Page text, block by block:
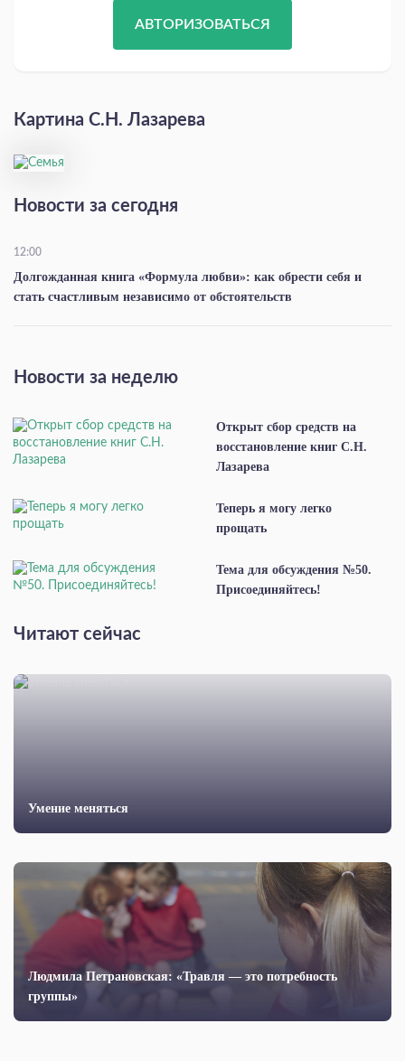
АВТОРИЗОВАТЬСЯ
Картина С.Н. Лазарева
Новости за сегодня
12:00
Долгожданная книга «Формула любви»: как обрести себя и
стать счастливым независимо от обстоятельств
Новости за неделю
Открыт сбор средств на
восстановление книг С.Н.
Лазарева
Теперь я могу легко
прощать
Тема для обсуждения №50.
Присоединяйтесь!
Читают сейчас
Умение меняться
Людмила Петрановская: «Травля — это потребность
группы»